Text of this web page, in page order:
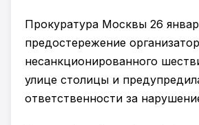
Прокуратура Москвы 26
предостережение
несанкционированного
улице столицы и
ответственности за